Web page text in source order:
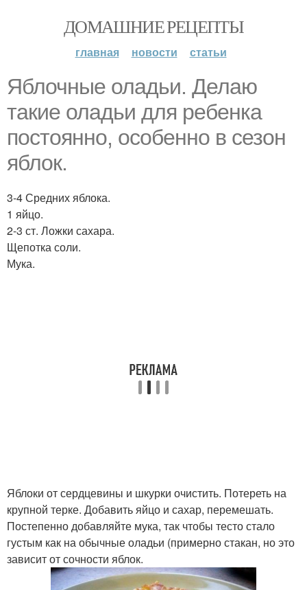
ДОМАШНИЕ РЕЦЕПТЫ
главная новости статьи
Яблочные оладьи. Делаю
такие оладьи для ребенка
постоянно, особенно в сезон
яблок.
3-4 Средних яблока.
1 яйцо.
2-3 ст. Ложки сахара.
Щепотка соли.
Мука.
Яблоки от сердцевины и шкурки очистить. Потереть на
крупной терке. Добавить яйцо и сахар, перемешать.
Постепенно добавляйте мука, так чтобы тесто стало
густым как на обычные оладьи (примерно стакан, но это
зависит от сочности яблок.